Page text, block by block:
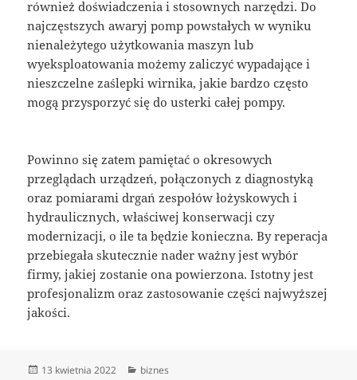
również doświadczenia i stosownych narzędzi. Do
najczęstszych awaryj pomp powstałych w wyniku
nienależytego użytkowania maszyn lub
wyeksploatowania możemy zaliczyć wypadające i
nieszczelne zaślepki wirnika, jakie bardzo często
mogą przysporzyć się do usterki całej pompy.
Powinno się zatem pamiętać o okresowych
przeglądach urządzeń, połączonych z diagnostyką
oraz pomiarami drgań zespołów łożyskowych i
hydraulicznych, właściwej konserwacji czy
modernizacji, o ile ta będzie konieczna. By reperacja
przebiegała skutecznie nader ważny jest wybór
firmy, jakiej zostanie ona powierzona. Istotny jest
profesjonalizm oraz zastosowanie części najwyższej
jakości.
Data
13 kwietnia 2022 Kategorie
biznes